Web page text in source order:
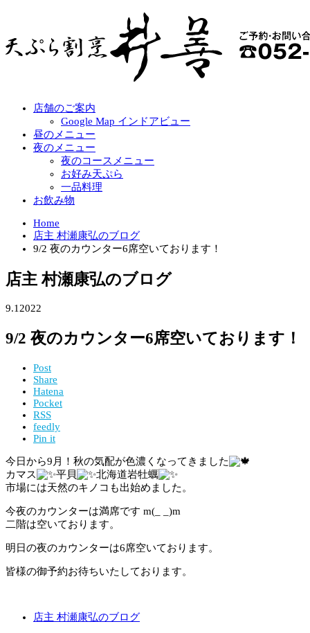
店舗のご案内
Google Map インドアビュー
昼のメニュー
夜のメニュー
夜のコースメニュー
お好み天ぷら
一品料理
お飲み物
Home
店主 村瀬康弘のブログ
9/2 夜のカウンター6席空いております！
店主 村瀬康弘のブログ
9.12022
9/2 夜のカウンター6席空いております！
Post
Share
Hatena
Pocket
RSS
feedly
Pin it
今日から9月！秋の気配が色濃くなってきました
カマス
平貝
北海道岩牡蠣
市場には天然のキノコも出始めました。
今夜のカウンターは満席です m(_ _)m
二階は空いております。
明日の夜のカウンターは6席空いております。
皆様の御予約お待ちいたしております。
店主 村瀬康弘のブログ